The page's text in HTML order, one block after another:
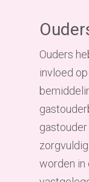
Ouders
invloed
worden in